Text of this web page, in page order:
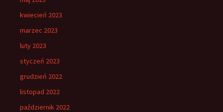
kwiecień 2023
marzec 2023
luty 2023
styczeń 2023
grudzień 2022
listopad 2022
październik 2022